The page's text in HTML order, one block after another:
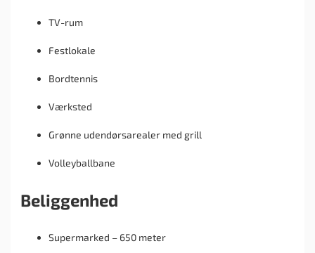
TV-rum
Festlokale
Bordtennis
Værksted
Grønne udendørsarealer med grill
Volleyballbane
Beliggenhed
Supermarked – 650 meter